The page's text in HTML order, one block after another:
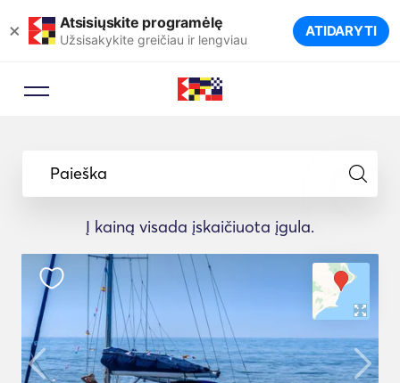
× Atsisiųskite programėlę
Užsisakykite greičiau ir lengviau ATIDARYTI
Paieška
Į kainą visada įskaičiuota įgula.